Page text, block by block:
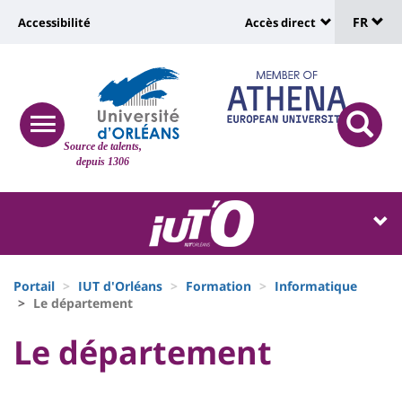
Site
Source de talents,
depuis 1306
Recherche
responsive
menu
button
Université
vers
page
accessibilité
Accessibilité
:
Shortcut
links
Accès direct
de
FR
Block
liste
composantes
d'Ariane
Portail IUT d'Orléans Formation
Informatique
Le département
University
University
Titre
Le département